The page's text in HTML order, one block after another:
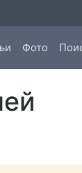
Фото